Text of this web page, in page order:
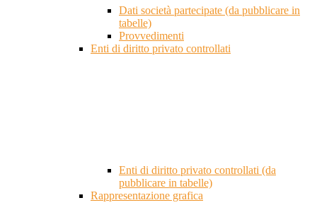
Dati società partecipate (da pubblicare in
tabelle)
Provvedimenti
Enti di diritto privato controllati
Enti di diritto privato controllati (da
pubblicare in tabelle)
Rappresentazione grafica